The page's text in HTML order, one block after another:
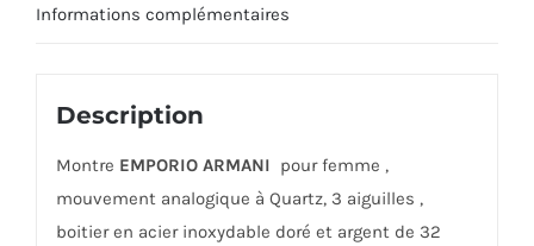
Informations complémentaires
Description
Montre EMPORIO ARMANI pour femme ,
mouvement analogique à Quartz, 3 aiguilles ,
boitier en acier inoxydable doré et argent de 32